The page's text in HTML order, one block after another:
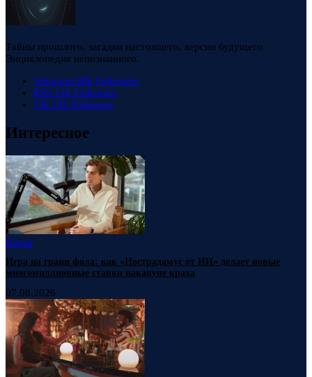
Тайны прошлого, загадки настоящего, версии будущего.
Энциклопедия непознанного.
Telegram 88k Followers
RSS 23k Followers
VK 23k Followers
Интересное
Наука
Игра на грани фола: как «Нострадамус от ИИ» делает новые
многомиллионные ставки накануне краха
07.08.2026